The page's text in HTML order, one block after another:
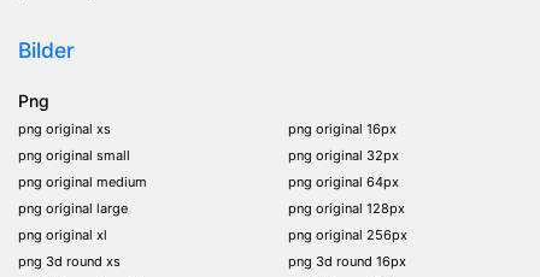
Bilder
Png
png original xs
png original small
png original medium
png original large
png original xl
png 3d round xs
png original 16px
png original 32px
png original 64px
png original 128px
png original 256px
png 3d round 16px